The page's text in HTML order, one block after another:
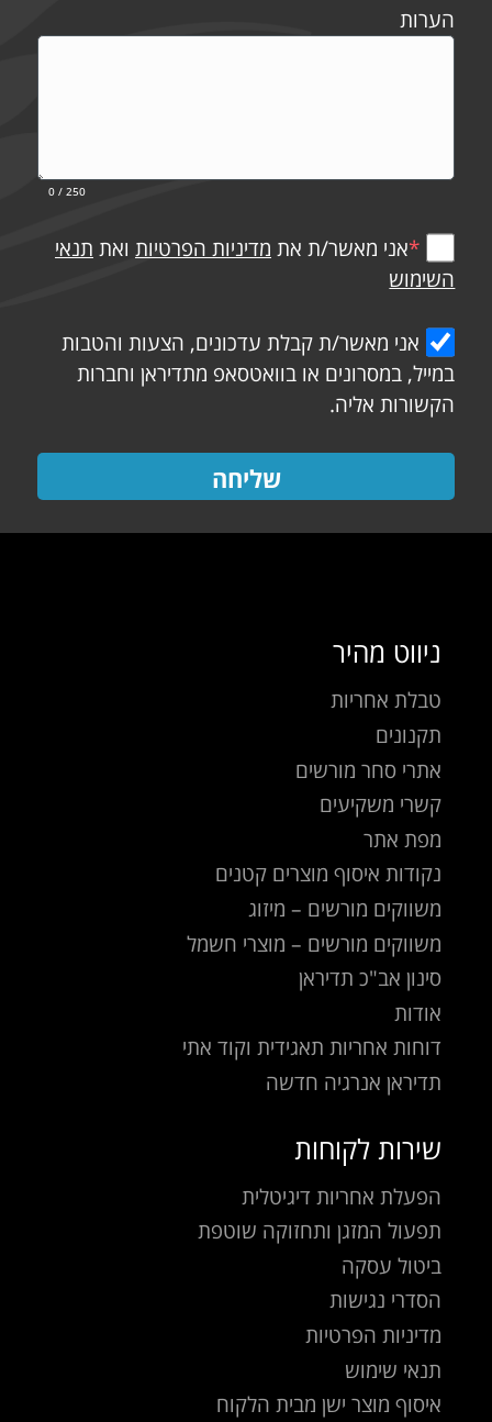
הערות
0 / 250
*אני מאשר/ת את מדיניות הפרטיות ואת תנאי
השימוש
אני מאשר/ת קבלת עדכונים, הצעות והטבות
במייל, במסרונים או בוואטסאפ מתדיראן וחברות
הקשורות אליה.
שליחה
ניווט מהיר
טבלת אחריות
תקנונים
אתרי סחר מורשים
קשרי משקיעים
מפת אתר
נקודות איסוף מוצרים קטנים
משווקים מורשים – מיזוג
משווקים מורשים – מוצרי חשמל
סינון אב"כ תדיראן
אודות
דוחות אחריות תאגידית וקוד אתי
תדיראן אנרגיה חדשה
שירות לקוחות
הפעלת אחריות דיגיטלית
תפעול המזגן ותחזוקה שוטפת
ביטול עסקה
הסדרי נגישות
מדיניות הפרטיות
תנאי שימוש
איסוף מוצר ישן מבית הלקוח